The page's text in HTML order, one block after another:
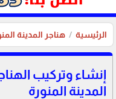
الرئيسية هناجر المدينة
إنشاء وتركيب
المدينة المنورة